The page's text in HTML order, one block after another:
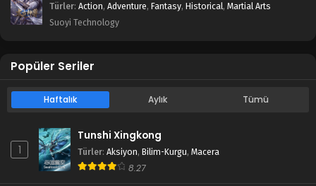
Türler: Action, Adventure, Fantasy, Historical, Martial Arts
Suoyi Technology
Popüler Seriler
Haftalık Aylık Tümü
1
Tunshi Xingkong
Türler: Aksiyon, Bilim-Kurgu, Macera
8.27